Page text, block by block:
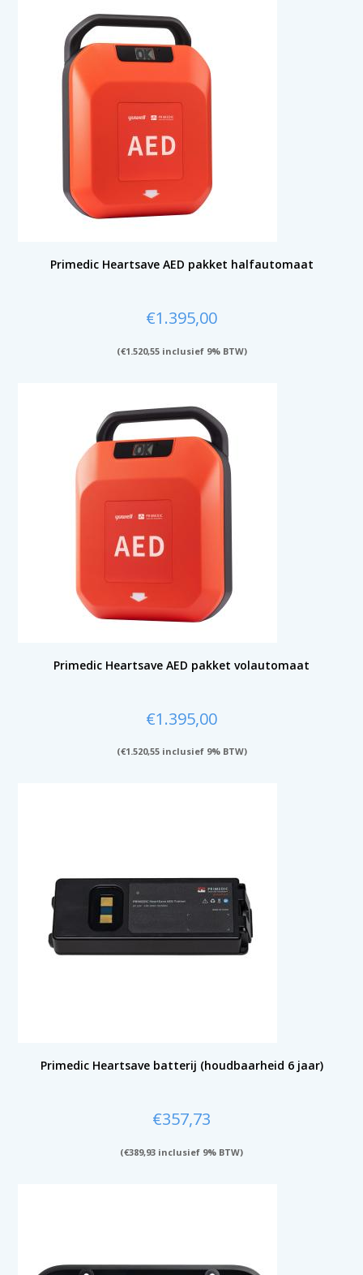
Primedic Heartsave AED pakket halfautomaat
€1.395,00
(€1.520,55inclusief 9% BTW)
Primedic Heartsave AED pakket volautomaat
€1.395,00
(€1.520,55inclusief 9% BTW)
Primedic Heartsave batterij (houdbaarheid 6 jaar)
€357,73
(€389,93 inclusief 9% BTW)